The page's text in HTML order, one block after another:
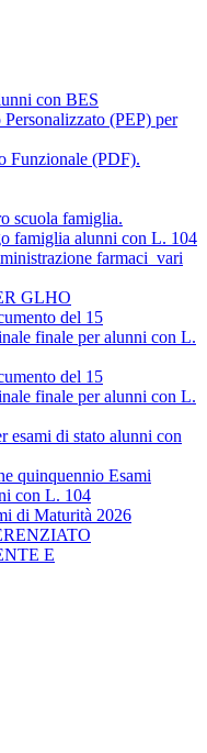
con BES
(PEP) per
Funzionale (PDF).
scuola famiglia.
famiglia alunni con L. 104
farmaci_vari
GLHO
del 15
finale per alunni con L.
del 15
finale per alunni con L.
esami di stato alunni con
quinquennio Esami
con L. 104
di Maturità 2026
E